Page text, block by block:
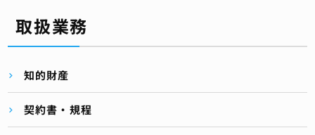
取扱業務
知的財産
契約書・規程